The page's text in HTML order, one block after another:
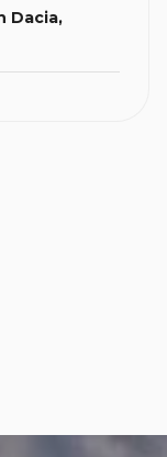
Dacia,